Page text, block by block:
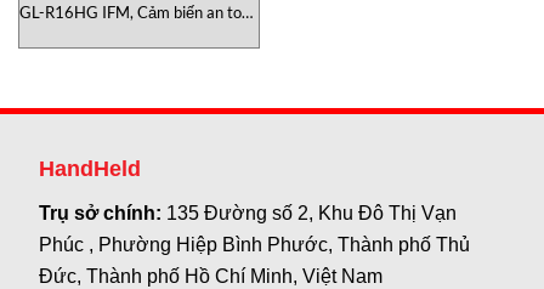
GL-R16HG IFM, Cảm biến an toàn
Nam
HandHeld
Trụ sở chính: 135 Đường số 2, Khu Đô Thị Vạn
Phúc , Phường Hiệp Bình Phước, Thành phố Thủ
Đức, Thành phố Hồ Chí Minh, Việt Nam